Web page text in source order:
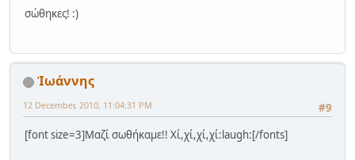
σώθηκες! :)
Ἰωάννης
#9
12 December, 2010, 11:04:31 PM
[font size=3]Μαζί σωθήκαμε!! Χί,χί,χί,χί:laugh:[/fonts]